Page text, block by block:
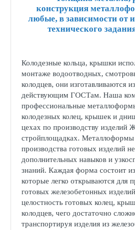
конструкция
любые, в зависимости от
технического
Колодезные кольца, крышки
монтаже водоотводных,
колодцев, они изготавливаются
действующим ГОСТам. Наша
профессиональные
колодезных колец, крышек и
цехах по производству
стройплощадках. Металлоформы
производства готовых изделий
дополнительных навыков и
знаний. Каждая форма состоит
которые легко открываются для
готовых железобетонных
целостность готовых колец,
колодцев, чего достаточно
транспортируя изделия из